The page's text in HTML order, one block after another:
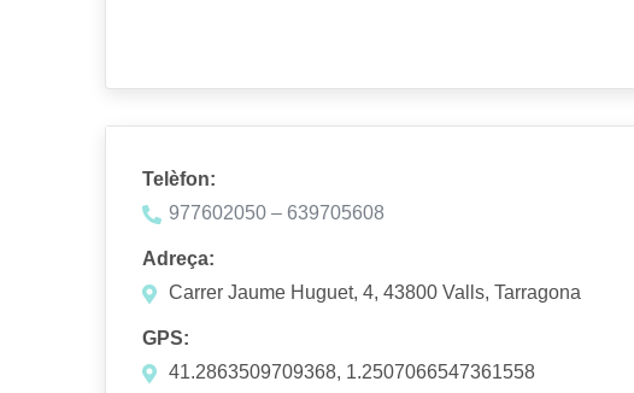
Telèfon:
977602050 – 639705608
Adreça:
Carrer Jaume Huguet, 4, 43800 Valls, Tarragona
GPS:
41.2863509709368, 1.2507066547361558